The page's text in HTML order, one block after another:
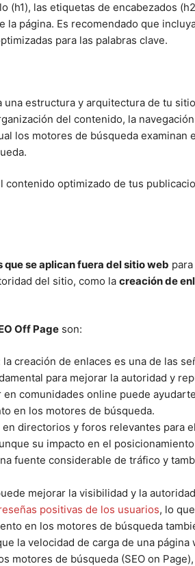
(h1), las etiquetas de encabezados
página. Es recomendado que
para las palabras clave.
una estructura y arquitectura de tu
del contenido, la navegación
los motores de búsqueda examinan
optimizado de tus
se aplican fuera del sitio web
del sitio, como la creación de
Off Page son:
creación de enlaces es una de las
para mejorar la autoridad y
en comunidades online puede
en los motores de búsqueda.
directorios y foros relevantes para
su impacto en el
fuente considerable de tráfico y
mejorar la visibilidad y la
positivas de los usuarios, lo
en los motores de búsqueda
la velocidad de carga de una
motores de búsqueda (SEO on